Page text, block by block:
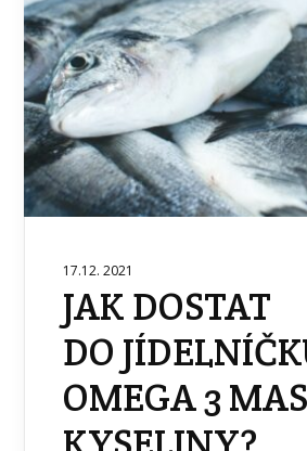
17.12. 2021
JAK DOSTAT
DO
OMEGA 3